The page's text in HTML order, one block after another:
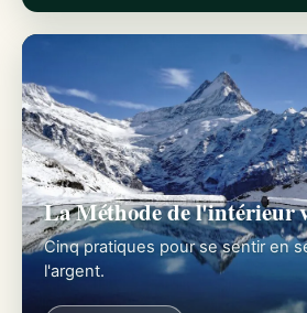
La Méthode de l'intérieur
Cinq pratiques pour se sentir en
l'argent.